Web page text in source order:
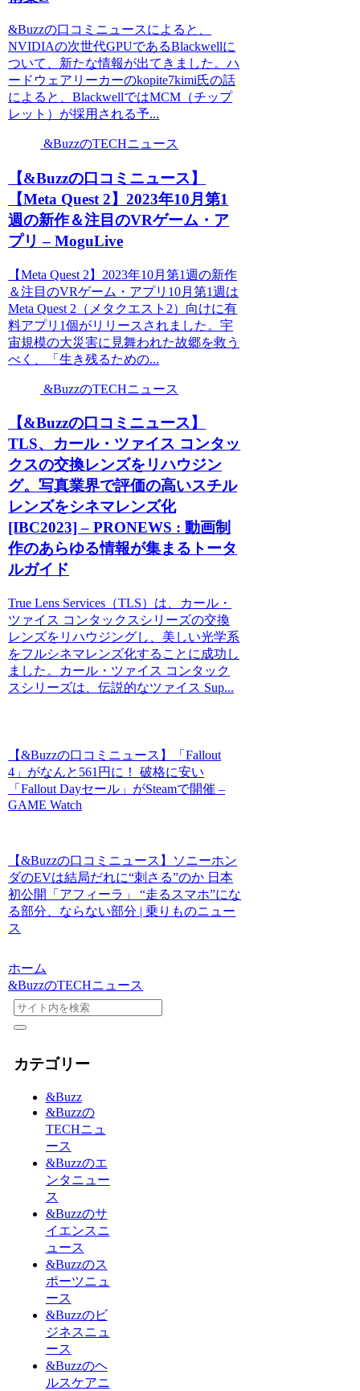
&Buzzの口コミニュースによると、
NVIDIAの次世代GPUであるBlackwellに
ついて、新たな情報が出てきました。ハ
ードウェアリーカーのkopite7kimi氏の話
によると、BlackwellではMCM（チップ
レット）が採用される予...
&BuzzのTECHニュース
【&Buzzの口コミニュース】
【Meta Quest 2】2023年10月第1
週の新作＆注目のVRゲーム・ア
プリ – MoguLive
【Meta Quest 2】2023年10月第1週の新作
＆注目のVRゲーム・アプリ10月第1週は
Meta Quest 2（メタクエスト2）向けに有
料アプリ1個がリリースされました。宇
宙規模の大災害に見舞われた故郷を救う
べく、「生き残るための...
&BuzzのTECHニュース
【&Buzzの口コミニュース】
TLS、カール・ツァイス コンタッ
クスの交換レンズをリハウジン
グ。写真業界で評価の高いスチル
レンズをシネマレンズ化
[IBC2023] – PRONEWS : 動画制
作のあらゆる情報が集まるトータ
ルガイド
True Lens Services（TLS）は、カール・
ツァイス コンタックスシリーズの交換
レンズをリハウジングし、美しい光学系
をフルシネマレンズ化することに成功し
ました。カール・ツァイス コンタック
スシリーズは、伝説的なツァイス Sup...
【&Buzzの口コミニュース】「Fallout
4」がなんと561円に！ 破格に安い
「Fallout Dayセール」がSteamで開催 –
GAME Watch
【&Buzzの口コミニュース】ソニーホン
ダのEVは結局だれに“刺さる”のか 日本
初公開「アフィーラ」 “走るスマホ”にな
る部分、ならない部分 | 乗りものニュー
ス
ホーム
&BuzzのTECHニュース
カテゴリー
&Buzz
&Buzzの
TECHニュ
ース
&Buzzのエ
ンタニュー
ス
&Buzzのサ
イエンスニ
ュース
&Buzzのス
ポーツニュ
ース
&Buzzのビ
ジネスニュ
ース
&Buzzのヘ
ルスケアニ